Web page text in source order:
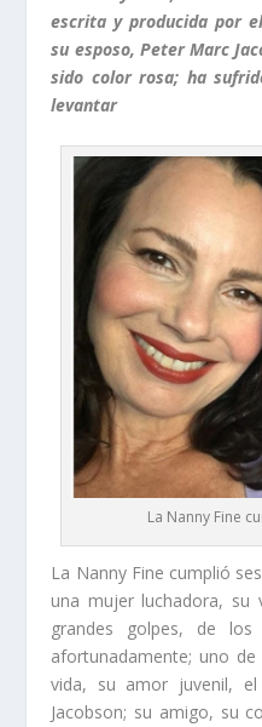
escrita y producida por
su esposo, Peter Marc
sido color rosa; ha
levantar
La Nanny Fine
La Nanny Fine cumplió
una mujer luchadora, su
grandes golpes, de
afortunadamente; uno
vida, su amor juvenil,
Jacobson; su amigo, su